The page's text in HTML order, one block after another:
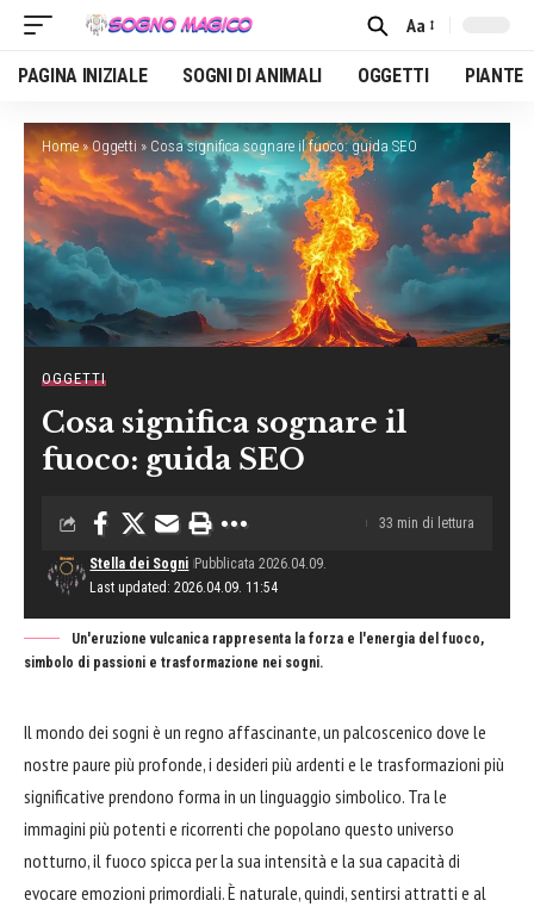
Font
Resizer
Aa
PAGINA INIZIALE SOGNI DI ANIMALI OGGETTI PIANTE
Home»Oggetti » Cosa significa sognare il fuoco: guida SEO
OGGETTI
Cosa significa sognare il
fuoco: guida SEO
Last updated: 2026.04.09. 11:54
Stella dei Sogni Pubblicata 2026.04.09.
33 min di lettura
Un'eruzione vulcanica rappresenta la forza e l'energia del fuoco,
simbolo di passioni e trasformazione nei sogni.
Il mondo dei sogni è un regno affascinante, un palcoscenico dove le
nostre paure più profonde, i desideri più ardenti e le trasformazioni più
significative prendono forma in un linguaggio simbolico. Tra le
immagini più potenti e ricorrenti che popolano questo universo
notturno, il fuoco spicca per la sua intensità e la sua capacità di
evocare emozioni primordiali. È naturale, quindi, sentirsi attratti e al